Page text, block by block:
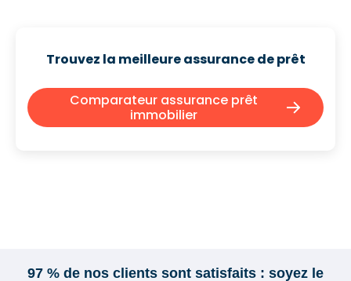
Trouvez la meilleure assurance de prêt
Comparateur assurance prêt
immobilier